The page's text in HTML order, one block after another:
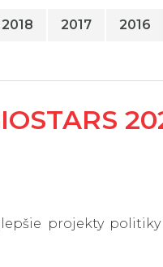
2018 2017 2016
projekty